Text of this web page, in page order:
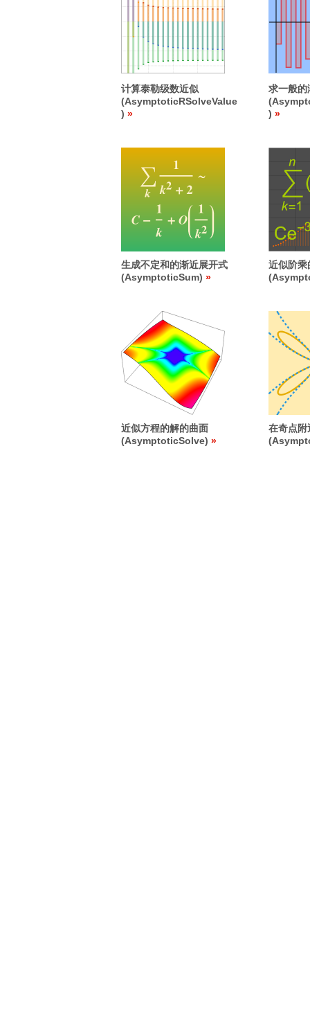
计算泰勒级数近似
(AsymptoticRSolveValue
)
求一般的
)
生成不定和的渐近展开式
(AsymptoticSum)
近似阶乘
近似方程的解的曲面
(AsymptoticSolve)
在奇点附